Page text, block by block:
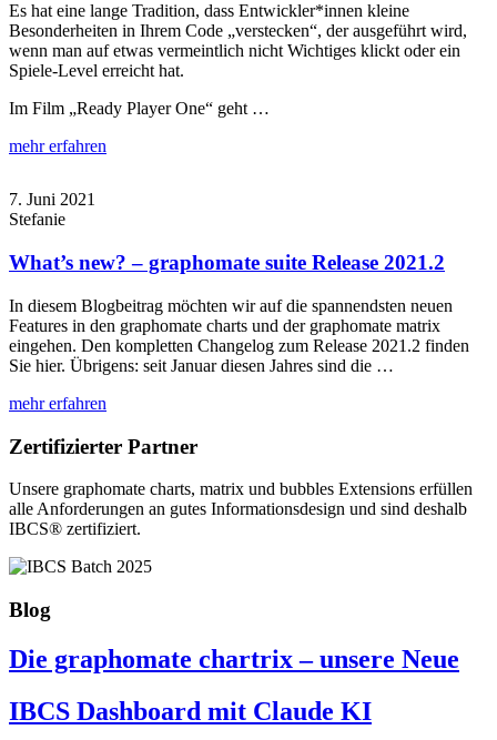
Es hat eine lange Tradition, dass Entwickler*innen kleine
Besonderheiten in Ihrem Code „verstecken“, der ausgeführt wird,
wenn man auf etwas vermeintlich nicht Wichtiges klickt oder ein
Spiele-Level erreicht hat.
Im Film „Ready Player One“ geht…
mehr erfahren
7. Juni 2021
Stefanie
What’s new? – graphomate suite Release 2021.2
In diesem Blogbeitrag möchten wir auf die spannendsten neuen
Features in den graphomate charts und der graphomate matrix
eingehen. Den kompletten Changelog zum Release 2021.2 finden
Sie hier. Übrigens: seit Januar diesen Jahres sind die …
mehr erfahren
Zertifizierter Partner
Unsere graphomate charts, matrix und bubbles Extensions erfüllen
alle Anforderungen an gutes Informa­tionsdesign und sind deshalb
IBCS® zertifiziert.
Blog
Die graphomate chartrix – unsere Neue
IBCS Dashboard mit Claude KI